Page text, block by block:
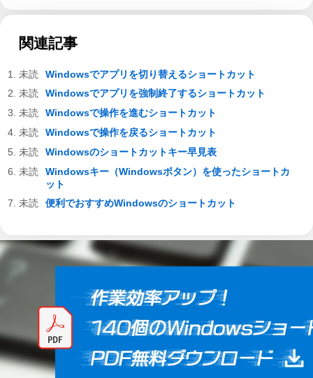
関連記事
Windowsでアプリを切り替えるショートカット
Windowsでアプリを強制終了するショートカット
Windowsで操作を進むショートカット
Windowsで操作を戻るショートカット
Windowsのショートカットキー早見表
Windowsキー（Windowsボタン）を使ったショートカ
ット
便利でおすすめWindowsのショートカット